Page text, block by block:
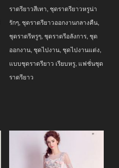
ราตรียาวสีเทา, ชุดราตรียาวหรูน่า
รักๆ, ชุดราตรียาวออกงานกลางคืน,
ชุดราตรีหรูๆ, ชุดราตรีอลังการ, ชุด
ออกงาน, ชุดไปงาน, ชุดไปงานแต่ง,
แบบชุดราตรียาว เรียบหรู, แฟชั่นชุด
ราตรียาว